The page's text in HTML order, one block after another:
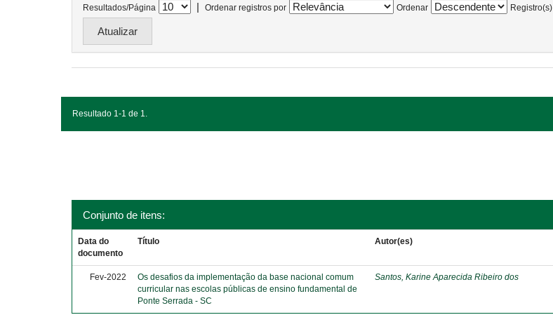
Resultados/Página | Ordenar registros por Ordenar Registro(s)
Resultado 1-1 de 1.
Conjunto de itens:
Data do
documento
Título Autor(es)
Fev-2022
Os desafios da implementação da base nacional comum
curricular nas escolas públicas de ensino fundamental de
Ponte Serrada - SC
Santos, Karine Aparecida Ribeiro dos